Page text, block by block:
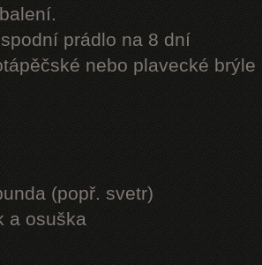
prádlo na 8 dní
nebo plavecké brýle
(popř. svetr)
a osuška